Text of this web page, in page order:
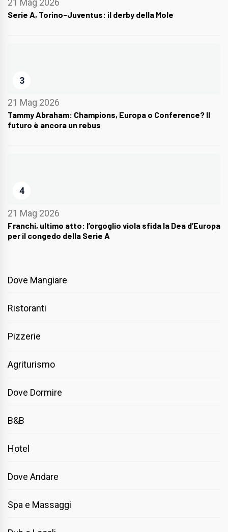
Serie A, Torino-Juventus: il derby della Mole
3
21 Mag 2026
Tammy Abraham: Champions, Europa o Conference? Il
futuro è ancora un rebus
4
21 Mag 2026
Franchi, ultimo atto: l’orgoglio viola sfida la Dea d’Europa
per il congedo della Serie A
Dove Mangiare
Ristoranti
Pizzerie
Agriturismo
Dove Dormire
B&B
Hotel
Dove Andare
Spa e Massaggi